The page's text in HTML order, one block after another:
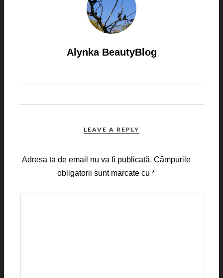
Alynka BeautyBlog
LEAVE A REPLY
Adresa ta de email nu va fi publicată. Câmpurile
obligatorii sunt marcate cu*